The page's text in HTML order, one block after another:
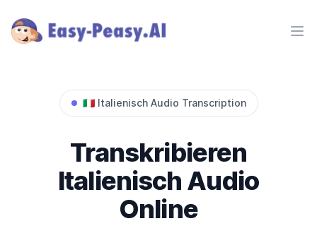
🇮🇹 Italienisch Audio Transcription
Transkribieren
Italienisch Audio
Online